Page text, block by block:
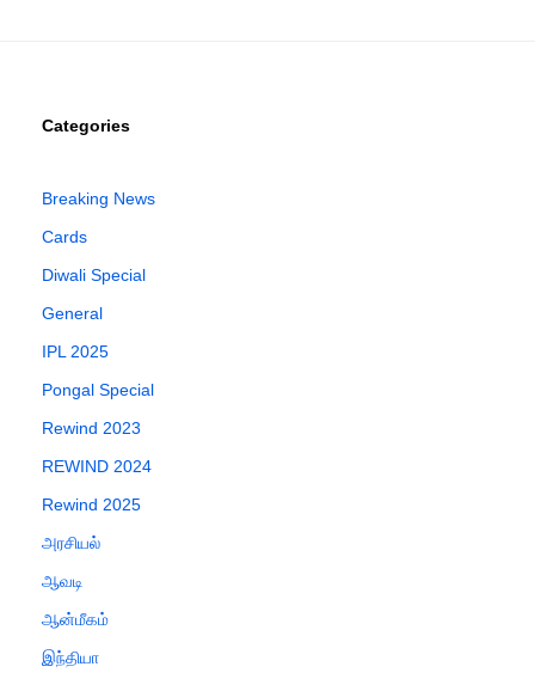
Categories
Breaking News
Cards
Diwali Special
General
IPL 2025
Pongal Special
Rewind 2023
REWIND 2024
Rewind 2025
அரசியல்
ஆவடி
ஆன்மீகம்
இந்தியா